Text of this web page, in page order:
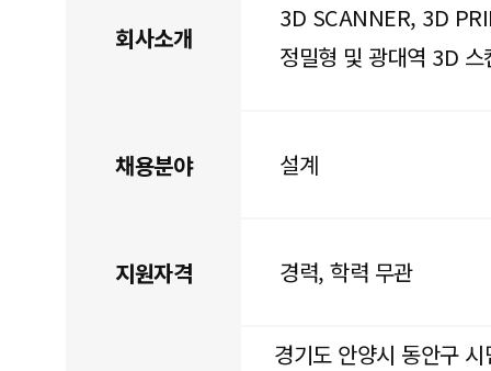
회사소개
3D SCANNER, 3D
정밀형 및 광대역 3D
채용분야 설계
지원자격 경력, 학력 무관
경기도 안양시 동안구